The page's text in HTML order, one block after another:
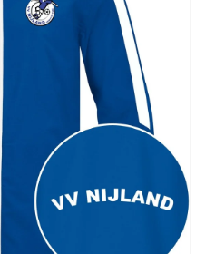
1
openen
galerieweergave